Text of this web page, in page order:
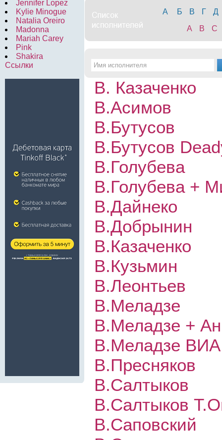
Jennifer Lopez
Kylie Minogue
Natalia Oreiro
Madonna
Mariah Carey
Pink
Shakira
Ссылки
А Б В Г
Д
A
B C
В. Казаченко
В.Асимов
В.Бутусов
В.Бутусов
В.Голубева
В.Голубева +
В.Дайнеко
В.Добрынин
В.Казаченко
В.Кузьмин
В.Леонтьев
В.Меладзе
В.Меладзе +
В.Меладзе
В.Пресняков
В.Салтыков
В.Салтыков
В.Саповский